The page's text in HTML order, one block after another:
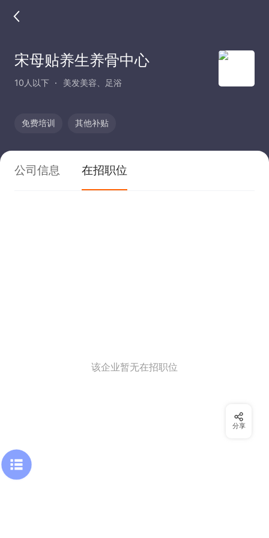
宋母贴养生养骨中心
10人以下 美发美容、足浴
免费培训 其他补贴
公司信息 在招职位
该企业暂无在招职位
分享